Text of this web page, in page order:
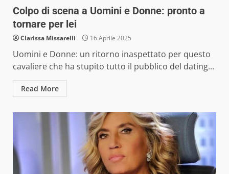
Colpo di scena a Uomini e Donne: pronto a
tornare per lei
Clarissa Missarelli 16 Aprile 2025
Uomini e Donne: un ritorno inaspettato per questo
cavaliere che ha stupito tutto il pubblico del dating...
Read More